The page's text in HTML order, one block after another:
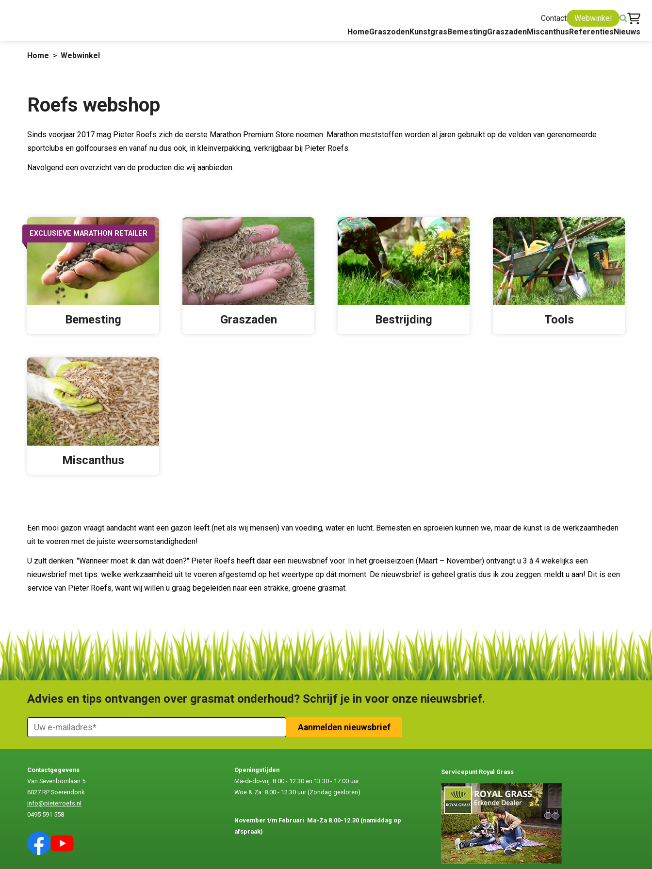
Contact
Webwinkel
HomeGraszodenKunstgrasBemestingGraszadenMiscanthusReferentiesNieuws
Home Webwinkel
Roefs webshop
Sinds voorjaar 2017 mag Pieter Roefs zich de eerste Marathon Premium Store noemen. Marathon meststoffen worden al jaren gebruikt op de velden van gerenomeerde
sportclubs en golfcourses en vanaf nu dus ook, in kleinverpakking, verkrijgbaar bij Pieter Roefs.
Navolgend een overzicht van de producten die wij aanbieden.
EXCLUSIEVE MARATHON RETAILER
Bemesting Graszaden Bestrijding Tools
Miscanthus
Een mooi gazon vraagt aandacht want een gazon leeft (net als wij mensen) van voeding, water en lucht. Bemesten en sproeien kunnen we, maar de kunst is de werkzaamheden
uit te voeren met de juiste weersomstandigheden!
U zult denken: "Wanneer moet ik dan wát doen?" Pieter Roefs heeft daar een nieuwsbrief voor. In het groeiseizoen (Maart – November) ontvangt u 3 á 4 wekelijks een
nieuwsbrief met tips: welke werkzaamheid uit te voeren afgestemd op het weertype op dát moment. De nieuwsbrief is geheel gratis dus ik zou zeggen: meldt u aan! Dit is een
service van Pieter Roefs, want wij willen u graag begeleiden naar een strakke, groene grasmat.
Advies en tips ontvangen over grasmat onderhoud? Schrijf je in voor onze nieuwsbrief.
Contactgegevens
Van Sevenbornlaan 5
6027 RP Soerendonk
info@pieterroefs.nl
0495 591 558
Openingstijden
Ma-di-do-vrij: 8.00 - 12.30 en 13.30 - 17.00 uur.
Woe & Za: 8.00 - 12.30 uur (Zondag gesloten)
November t/m Februari Ma-Za 8.00-12.30 (namiddag op
afspraak)
Servicepunt Royal Grass